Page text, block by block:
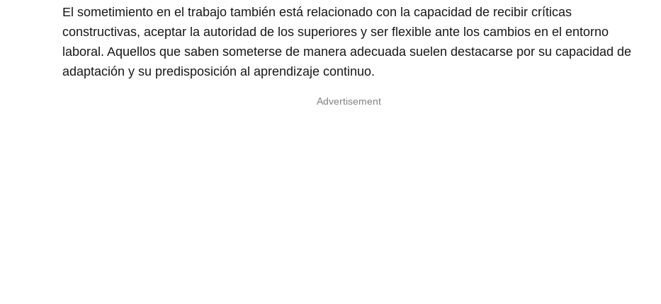
El sometimiento en el trabajo también está relacionado con la capacidad de recibir críticas
constructivas, aceptar la autoridad de los superiores y ser flexible ante los cambios en el entorno
laboral. Aquellos que saben someterse de manera adecuada suelen destacarse por su capacidad de
adaptación y su predisposición al aprendizaje continuo.
Advertisement